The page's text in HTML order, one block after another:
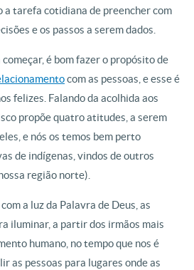
a tarefa cotidiana de preencher com
e os passos a serem dados.
é bom fazer o propósito de
com as pessoas, e esse é
felizes. Falando da acolhida aos
propõe quatro atitudes, a serem
e nós os temos bem perto
de indígenas, vindos de outros
região norte).
a luz da Palavra de Deus, as
iluminar, a partir dos irmãos mais
humano, no tempo que nos é
as pessoas para lugares onde as